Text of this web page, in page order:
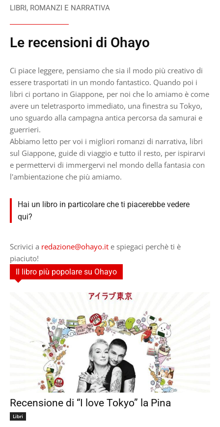
LIBRI, ROMANZI E NARRATIVA
Le recensioni di Ohayo
Ci piace leggere, pensiamo che sia il modo più creativo di
essere trasportati in un mondo fantastico. Quando poi i
libri ci portano in Giappone, per noi che lo amiamo è come
avere un teletrasporto immediato, una finestra su Tokyo,
uno sguardo alla campagna antica percorsa da samurai e
guerrieri.
Abbiamo letto per voi i migliori romanzi di narrativa, libri
sul Giappone, guide di viaggio e tutto il resto, per ispirarvi
e permettervi di immergervi nel mondo della fantasia con
l'ambientazione che più amiamo.
Hai un libro in particolare che ti piacerebbe vedere
qui?
Scrivici a redazione@ohayo.it e spiegaci perchè ti è
piaciuto!
Il libro più popolare su Ohayo
Recensione di “I love Tokyo” la Pina
Libri